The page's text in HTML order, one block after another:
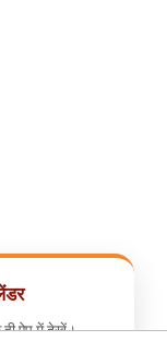
ही ऐप में देखें।